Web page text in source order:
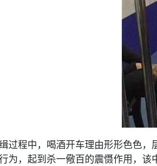
过程中，喝酒开车理由形形色色
为，起到杀一儆百的震慑作用，该